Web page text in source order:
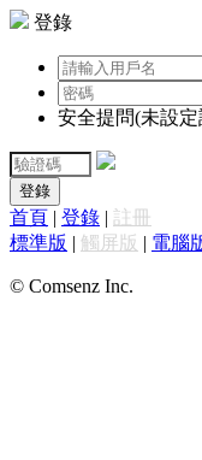
登錄
安全提問(未設
登錄
首頁 | 登錄 | 註冊
標準版 | 觸屏版 | 電腦
© Comsenz Inc.